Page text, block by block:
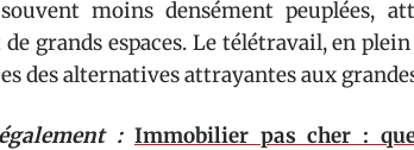
moins densément peuplées,
grands espaces. Le télétravail, en
des alternatives attrayantes aux
: Immobilier pas cher :